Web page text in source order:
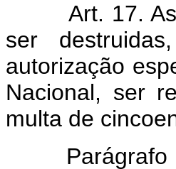
Art. 17.
ser
autorização
Nacional, ser
multa de